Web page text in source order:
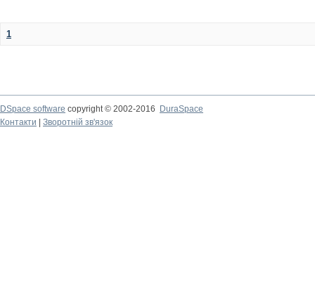
1
DSpace software copyright © 2002-2016
DuraSpace
Контакти
Зворотній зв'язок